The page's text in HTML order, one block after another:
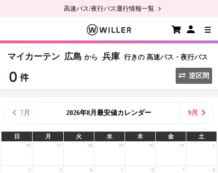
高速バス/夜行バス運行情報一覧
マイカーテン 広島 から 兵庫 行きの 高速バス・夜行バス
逆区間
7月 2026年8月最安値カレンダー 9月
日 月 火 水 木 金 土
26 27 28 29 30 31 1
2 3 4 5 6 7 8